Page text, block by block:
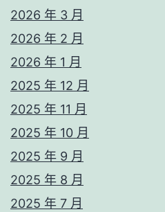
2026 年 3 月
2026 年 2 月
2026 年 1 月
2025 年 12 月
2025 年 11 月
2025 年 10 月
2025 年 9 月
2025 年 8 月
2025 年 7 月